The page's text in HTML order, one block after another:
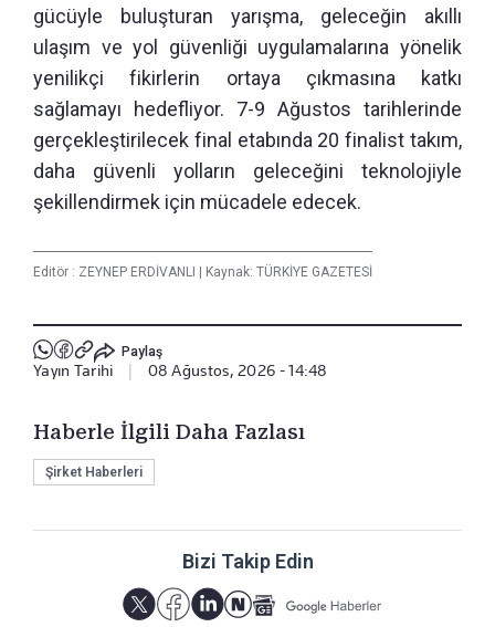
gücüyle buluşturan yarışma, geleceğin akıllı
ulaşım ve yol güvenliği uygulamalarına yönelik
yenilikçi fikirlerin ortaya çıkmasına katkı
sağlamayı hedefliyor. 7-9 Ağustos tarihlerinde
gerçekleştirilecek final etabında 20 finalist takım,
daha güvenli yolların geleceğini teknolojiyle
şekillendirmek için mücadele edecek.
Editör : ZEYNEP ERDİVANLI Kaynak: TÜRKİYE GAZETESİ
Paylaş
Yayın Tarihi 08 Ağustos, 2026 - 14:48
Haberle İlgili Daha Fazlası
Şirket Haberleri
Bizi Takip Edin